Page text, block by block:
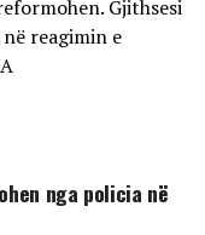
Gjithsesi
reagimin e
nga policia në